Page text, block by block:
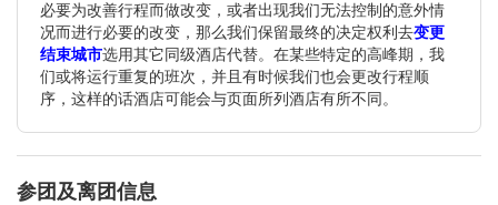
必要为改善行程而做改变，或者出现我们无法控制的意外情
况而进行必要的改变，那么我们保留最终的决定权利去变更
结束城市选用其它同级酒店代替。在某些特定的高峰期，我
们或将运行重复的班次，并且有时候我们也会更改行程顺
序，这样的话酒店可能会与页面所列酒店有所不同。
参团及离团信息